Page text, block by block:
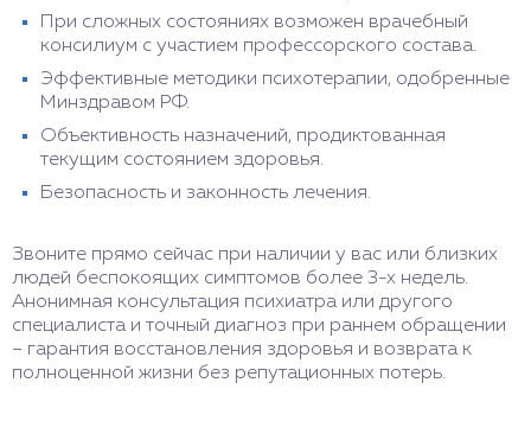
При сложных состояниях возможен врачебный
консилиум с участием профессорского состава.
Эффективные методики психотерапии, одобренные
Минздравом РФ.
Объективность назначений, продиктованная
текущим состоянием здоровья.
Безопасность и законность лечения.
Звоните прямо сейчас при наличии у вас или близких
людей беспокоящих симптомов более 3-х недель.
Анонимная консультация психиатра или другого
специалиста и точный диагноз при раннем обращении
– гарантия восстановления здоровья и возврата к
полноценной жизни без репутационных потерь.